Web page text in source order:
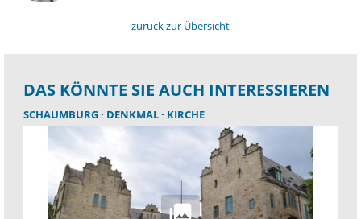
zurück zur Übersicht
DAS KÖNNTE SIE AUCH INTERESSIEREN
SCHAUMBURG DENKMAL KIRCHE